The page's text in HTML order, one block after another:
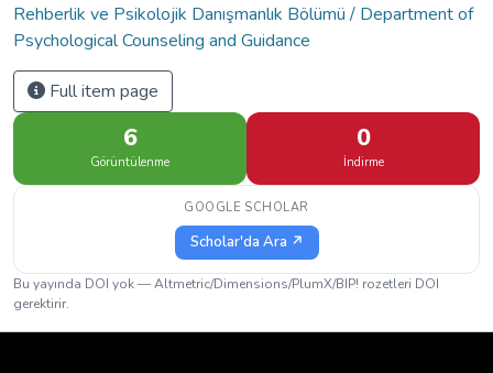
Rehberlik ve Psikolojik Danışmanlık Bölümü / Department of
Psychological Counseling and Guidance
Full item page
6
Görüntülenme
0
İndirme
GOOGLE SCHOLAR
Scholar'da Ara ↗
Bu yayında DOI yok — Altmetric/Dimensions/PlumX/BIP! rozetleri DOI
gerektirir.